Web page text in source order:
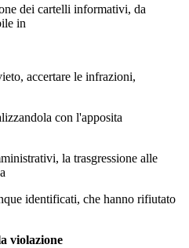
dei cartelli informativi, da
in
accertare le infrazioni,
con l'apposita
la trasgressione alle
identificati, che hanno rifiutato
violazione